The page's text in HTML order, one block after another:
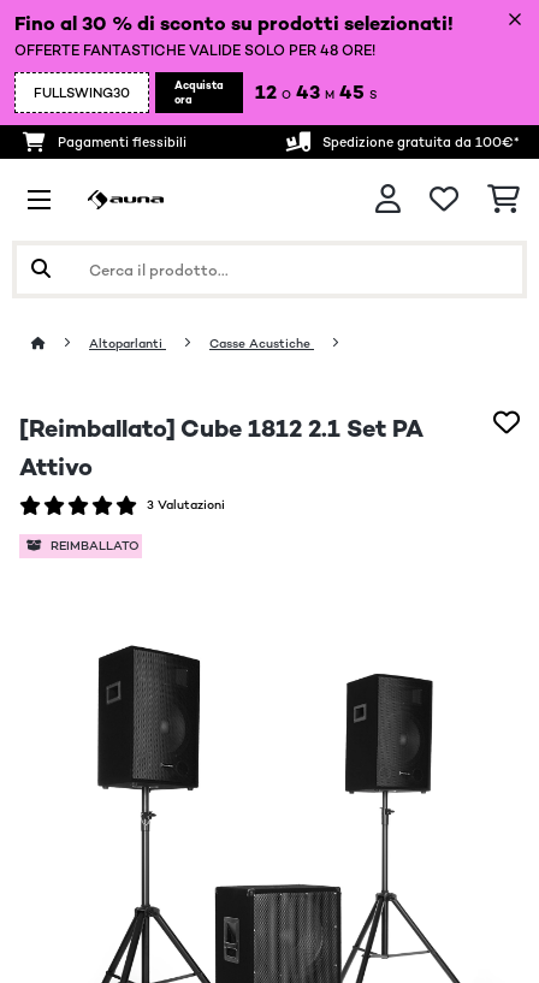
Fino al 30 % di sconto su prodotti selezionati!
OFFERTE FANTASTICHE VALIDE SOLO PER 48 ORE!
FULLSWING30
Acquista
ora
12 O 43 M 43 S
Pagamenti flessibili Spedizione gratuita da 100€*
Altoparlanti Casse Acustiche
[Reimballato] Cube 1812 2.1 Set PA
Attivo
3 Valutazioni
REIMBALLATO